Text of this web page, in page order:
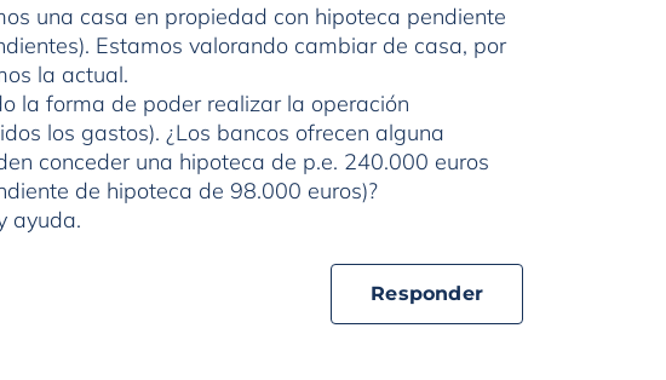
una casa en propiedad con hipoteca pendiente
Estamos valorando cambiar de casa, por
la actual.
la forma de poder realizar la operación
los gastos). ¿Los bancos ofrecen alguna
conceder una hipoteca de p.e. 240.000 euros
de hipoteca de 98.000 euros)?
ayuda.
Responder